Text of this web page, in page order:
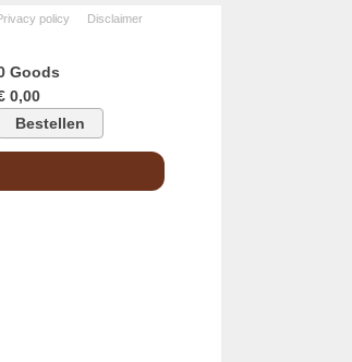
policy Disclaimer
Goods
0,00
Bestellen